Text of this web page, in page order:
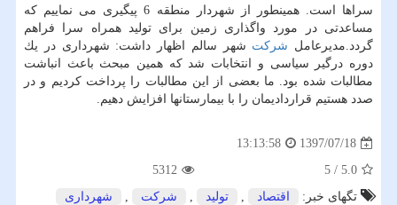
سراها است. همینطور از شهردار منطقه 6 پیگیری می نماییم كه
مساعدتی در مورد واگذاری زمین برای تولید همراه سرا فراهم
گردد.مدیرعامل شركت شهر سالم اظهار داشت: شهرداری در یك
دوره درگیر سیاسی و انتخابات شد كه همین مبحث باعث انباشت
مطالبات شده بود. ما بعضی از این مطالبات را پرداخت كردیم و در
صدد هستیم قراردادیمان را با بیمارستانها افزایش دهیم.
1397/07/18
13:13:58
5.0
/
5
5312
تگهای خبر:
اقتصاد , تولید , شركت , شهرداری